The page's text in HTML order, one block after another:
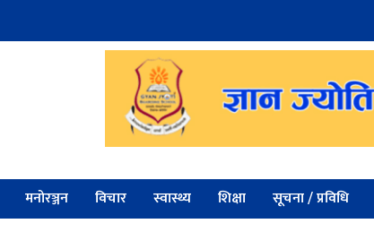
मनोरञ्जन विचार स्वास्थ्य शिक्षा सूचना / प्रविधि